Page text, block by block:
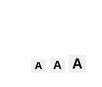
A A A